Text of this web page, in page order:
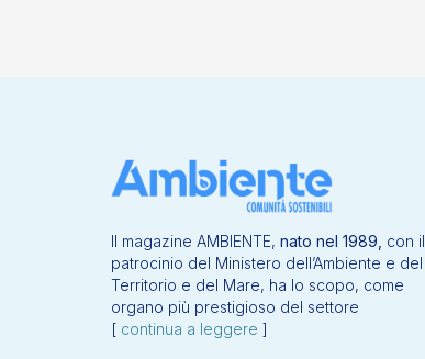
Il magazine AMBIENTE, nato nel 1989, con il
patrocinio del Ministero dell’Ambiente e del
Territorio e del Mare, ha lo scopo, come
organo più prestigioso del settore
[ continua a leggere ]